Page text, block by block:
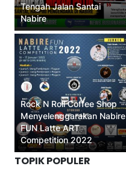
Tengah Jalan Santai
Nabire
Rock N Roll Coffee Shop
Menyelenggarakan Nabire
FUN Latte ART
Competition 2022
TOPIK POPULER